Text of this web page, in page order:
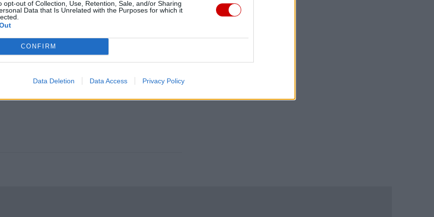
opt-out of Collection, Use, Retention, Sale, and/or Sharing
Data that Is Unrelated with the Purposes for which it
CONFIRM
Data Deletion Data Access Privacy Policy
będzie coraz trudniejsze.
za pośrednictwem serwisu Patronite.
Więcej informacji znajdziesz